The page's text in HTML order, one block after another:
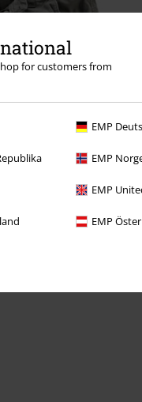
for customers from
EMP
EMP
EMP
EMP